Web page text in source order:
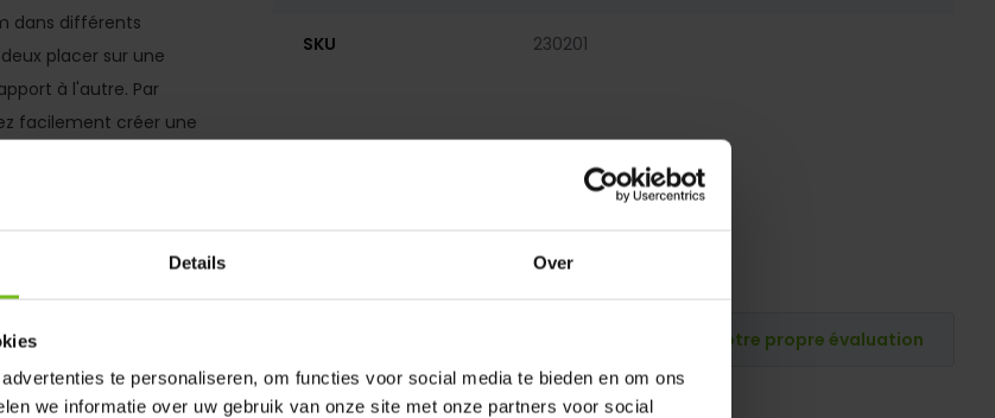
Details Over
te personaliseren, om functies voor social media te bieden en om ons
we informatie over uw gebruik van onze site met onze partners voor social
dans différents
placer sur une
à l'autre. Par
facilement créer une
SKU 230201
Publiez votre propre évaluation